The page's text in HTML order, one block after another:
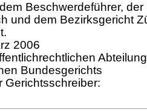
Beschwerdeführer,
und dem Bezirksgericht
2006
Bundesgerichts
Gerichtsschreiber: